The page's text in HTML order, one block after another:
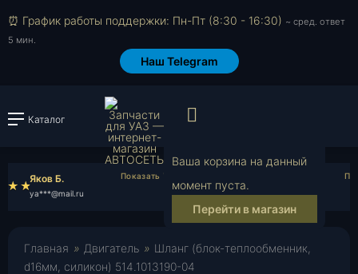
⏰ График работы поддержки: Пн-Пт (8:30 - 16:30) ~ сред. ответ
5 мин.
Наш Telegram
Каталог Войти или
Ваша корзина на данный
момент пуста.
Перейти в магазин
Яков Б.
ya***@mail.ru an***@yahoo.com
Главная » Двигатель » Шланг (блок-теплообменник,
d16мм, силикон) 514.1013190-04